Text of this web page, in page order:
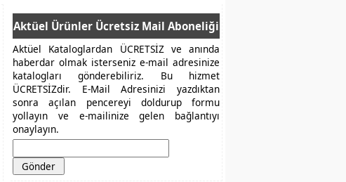
Aktüel Ürünler Ücretsiz Mail Aboneliği
Aktüel Kataloglardan ÜCRETSİZ ve anında
haberdar olmak isterseniz e-mail adresinize
katalogları gönderebiliriz. Bu hizmet
ÜCRETSİZdir. E-Mail Adresinizi yazdıktan
sonra açılan pencereyi doldurup formu
yollayın ve e-mailinize gelen bağlantıyı
onaylayın.